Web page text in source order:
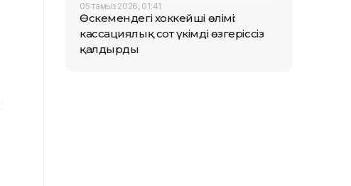
05 тамыз 2026, 01:41
Өскемендегі хоккейші өлімі:
кассациялық сот үкімді өзгеріссіз
қалдырды